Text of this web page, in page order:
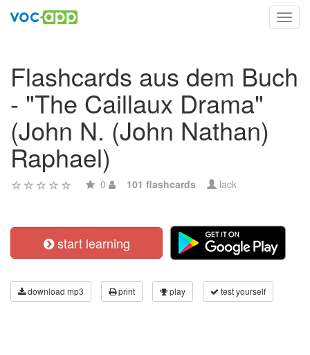
Flashcards aus dem Buch
- "The Caillaux Drama"
(John N. (John Nathan)
Raphael)
0 101 flashcards lack
start learning
download mp3 print play test yourself